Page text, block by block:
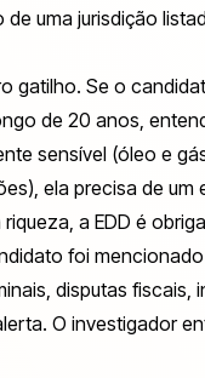
uma jurisdição
gatilho. Se o
de 20 anos,
sensível (óleo e
ela precisa de
a EDD é
foi
disputas fiscais,
O investigador